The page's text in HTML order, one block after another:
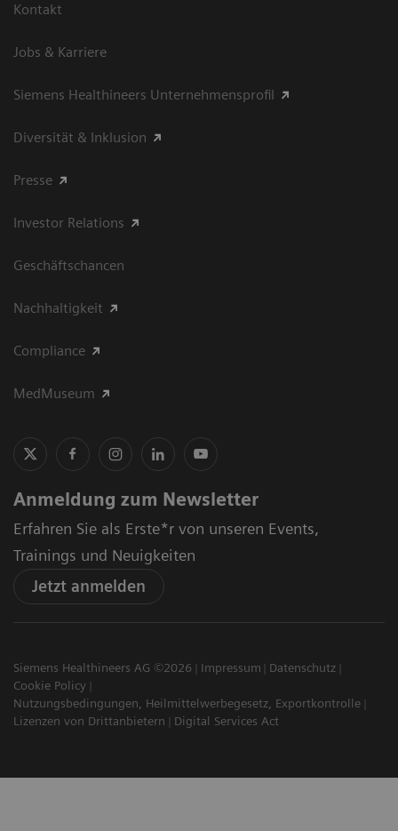
Kontakt
Jobs & Karriere
Siemens Healthineers Unternehmensprofil
Diversität & Inklusion
Presse
Investor Relations
Geschäftschancen
Nachhaltigkeit
Compliance
MedMuseum
Anmeldung zum Newsletter
Erfahren Sie als Erste*r von unseren Events,
Trainings und Neuigkeiten
Jetzt anmelden
Siemens Healthineers AG ©2026 Impressum
Datenschutz
Cookie Policy
Nutzungsbedingungen, Heilmittelwerbegesetz, Exportkontrolle
Lizenzen von Drittanbietern
Digital Services Act